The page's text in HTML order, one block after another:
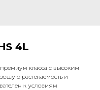
4L
класса с высоким
растекаемость и
к условиям